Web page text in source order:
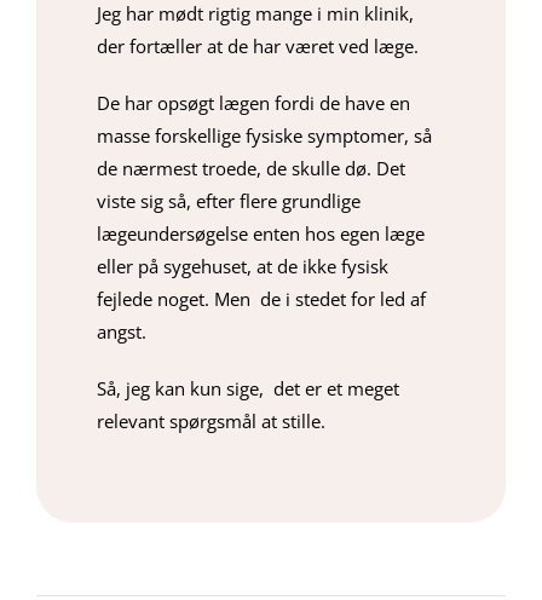
Jeg har mødt rigtig mange i min klinik,
der fortæller at de har været ved læge.
De har opsøgt lægen fordi de have en
masse forskellige fysiske symptomer, så
de nærmest troede, de skulle dø. Det
viste sig så, efter flere grundlige
lægeundersøgelse enten hos egen læge
eller på sygehuset, at de ikke fysisk
fejlede noget. Men de i stedet for led af
angst.
Så, jeg kan kun sige, det er et meget
relevant spørgsmål at stille.